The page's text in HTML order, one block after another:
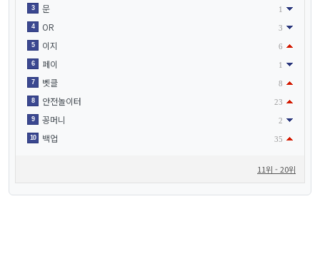
3 문 1
4 OR 3
5 이지 6
6 페이 1
7 벳클 8
8 안전놀이터 23
9 꽁머니 2
10 백업 35
11위 - 20위